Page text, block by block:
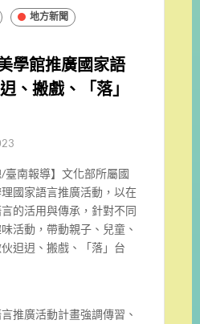
地方新聞
學館推廣國家語
、搬戲、「落」
臺南報導】文化部所屬國
國家語言推廣活動，以在
的活用與傳承，針對不同
活動 ，帶動親子、兒童、
𨑨迌、搬戲、「落」 台
推廣活動計畫強調傳習、